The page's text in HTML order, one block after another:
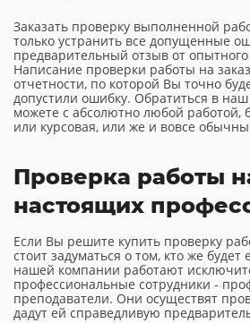
Заказать проверку выполненной
только устранить все допущенные
предварительный отзыв от
Написание проверки работы на
отчетности, по которой Вы точно
допустили ошибку. Обратиться в
можете с абсолютно любой работой,
или курсовая, или же и вовсе
Проверка работы
настоящих
Если Вы решите купить проверку
стоит задуматься о том, кто же
нашей компании работают
профессиональные сотрудники -
преподаватели. Они осуществят
дадут ей справедливую